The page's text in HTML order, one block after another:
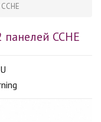
панелей CCHE